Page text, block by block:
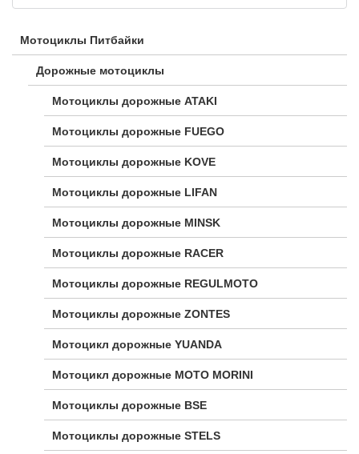
Мотоциклы Питбайки
Дорожные мотоциклы
Мотоциклы дорожные ATAKI
Мотоциклы дорожные FUEGO
Мотоциклы дорожные KOVE
Мотоциклы дорожные LIFAN
Мотоциклы дорожные MINSK
Мотоциклы дорожные RACER
Мотоциклы дорожные REGULMOTO
Мотоциклы дорожные ZONTES
Мотоцикл дорожные YUANDA
Мотоцикл дорожные МОТО MORINI
Мотоциклы дорожные BSE
Мотоциклы дорожные STELS